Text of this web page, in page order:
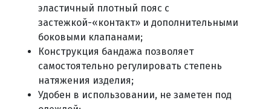
эластичный плотный пояс с
застежкой-«контакт» и дополнительными
боковыми клапанами;
Конструкция бандажа позволяет
самостоятельно регулировать степень
натяжения изделия;
Удобен в использовании, не заметен под